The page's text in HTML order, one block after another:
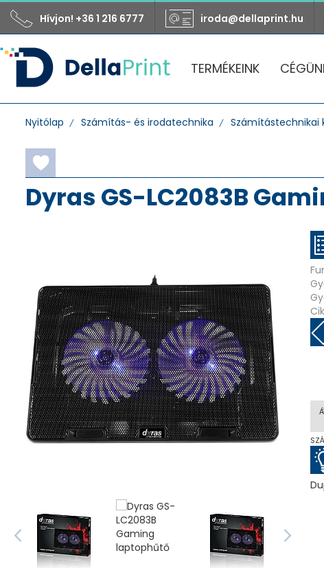
Hívjon! +36 1 216 6777 iroda@dellaprint.hu
TERMÉKEINK
Nyitólap Számítás- és irodatechnika Számítástechnikai
Dyras GS-LC2083B